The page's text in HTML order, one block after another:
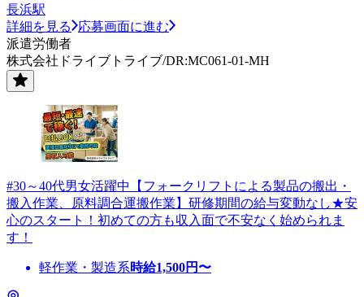
長浜駅
詳細を見る
応募画面に進む
派遣労働者
株式会社ドライブトライブ/DR:MC061-01-MH
#30～40代男女活躍中【フォークリフトによる製品の搬出・
搬入作業、原料調合運搬作業】研修期間の給与変動なし★安
心のスタート！初めての方も収入面で不安なく始められま
す！
軽作業・製造系時給1,500円〜